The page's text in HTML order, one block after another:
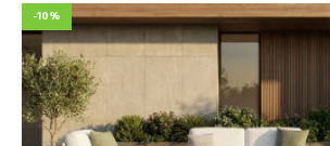
-10%